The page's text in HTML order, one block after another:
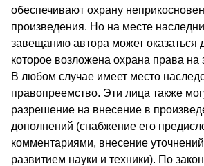
обеспечи­вают охрану
произведения. Но на месте
завещанию автора может оказаться
которое возложена охрана права на
В любом случае имеет место
правопреемство. Эти лица также
разрешение на внесение в
дополнений (снабжение его
комментариями, внесение
развитием науки и техники). По